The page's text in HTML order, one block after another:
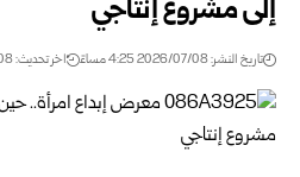
إلى مشروع إنتاجي
تاريخ النشر: 2026/07/08 4:25 مساءً اخر تحديث: 2026/07/08 4:30 مساءً